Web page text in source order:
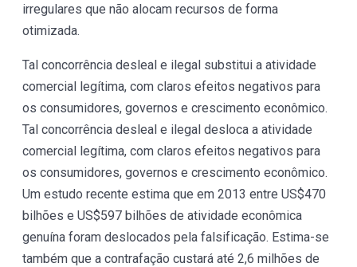
irregulares que não alocam recursos de forma
otimizada.
Tal concorrência desleal e ilegal substitui a atividade
comercial legítima, com claros efeitos negativos para
os consumidores, governos e crescimento econômico.
Tal concorrência desleal e ilegal desloca a atividade
comercial legítima, com claros efeitos negativos para
os consumidores, governos e crescimento econômico.
Um estudo recente estima que em 2013 entre US$470
bilhões e US$597 bilhões de atividade econômica
genuína foram deslocados pela falsificação. Estima-se
também que a contrafação custará até 2,6 milhões de